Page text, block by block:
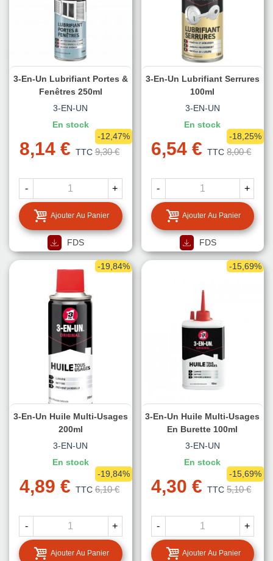
3-En-Un Lubrifiant Portes &
Fenêtres 250ml
3-EN-UN
En stock
8,14 € TTC 9,30 €
-12,47%
- +
Ajouter Au Panier
FDS
3-En-Un Lubrifiant Serrures
100ml
3-EN-UN
En stock
6,54 € TTC 8,00 €
-18,25%
- +
Ajouter Au Panier
FDS
-19,84%
3-En-Un Huile Multi-Usages
200ml
3-EN-UN
En stock
4,89 € TTC 6,10 €
-19,84%
- +
Ajouter Au Panier
-15,69%
3-En-Un Huile Multi-Usages
En Burette 100ml
3-EN-UN
En stock
4,30 € TTC 5,10 €
-15,69%
- +
Ajouter Au Panier